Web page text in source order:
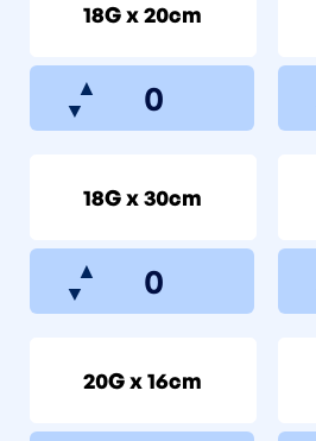
18G x 20cm
▲
▼
18G x 30cm
▲
▼
20G x 16cm